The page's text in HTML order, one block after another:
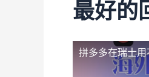
最好的
拼多多在瑞士